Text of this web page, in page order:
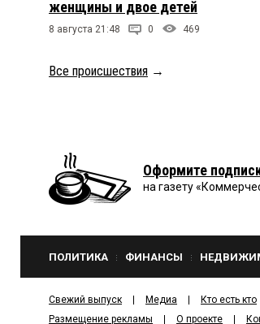
женщины и двое детей
8 августа 21:48 0 469
Все происшествия →
Оформите
на газету
ПОЛИТИКА ФИНАНСЫ
Свежий выпуск Медиа Кто есть кто
Размещение рекламы
О проекте